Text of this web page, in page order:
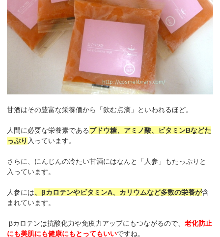
甘酒はその豊富な栄養価から「飲む点滴」といわれるほど。
人間に必要な栄養素であるブドウ糖、アミノ酸、ビタミンBなどた
っぷり 入っています。
さらに、にんじんの冷たい甘酒にはなんと「人参」もたっぷりと
入っています。
人参には、βカロテンやビタミンA、カリウムなど多数の栄養が含
まれています。
βカロテンは抗酸化力や免疫力アップにもつながるので、老化防止
にも美肌にも健康にもとってもいいですね。